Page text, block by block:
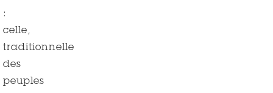
:
celle,
traditionnelle
des
peuples